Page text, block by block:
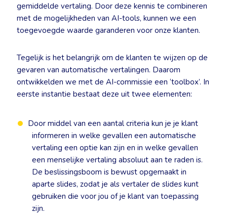
gemiddelde vertaling. Door deze kennis te combineren
met de mogelijkheden van AI-tools, kunnen we een
toegevoegde waarde garanderen voor onze klanten.
Tegelijk is het belangrijk om de klanten te wijzen op de
gevaren van automatische vertalingen. Daarom
ontwikkelden we met de AI-commissie een ‘toolbox’. In
eerste instantie bestaat deze uit twee elementen:
Door middel van een aantal criteria kun je je klant
informeren in welke gevallen een automatische
vertaling een optie kan zijn en in welke gevallen
een menselijke vertaling absoluut aan te raden is.
De beslissingsboom is bewust opgemaakt in
aparte slides, zodat je als vertaler de slides kunt
gebruiken die voor jou of je klant van toepassing
zijn.